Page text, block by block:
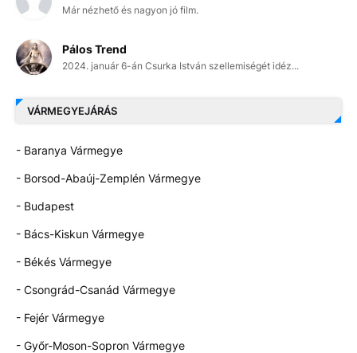
Már nézhető és nagyon jó film.
Pálos Trend
2024. január 6-án Csurka István szellemiségét idéz...
VÁRMEGYEJÁRÁS
- Baranya Vármegye
- Borsod-Abaúj-Zemplén Vármegye
- Budapest
- Bács-Kiskun Vármegye
- Békés Vármegye
- Csongrád-Csanád Vármegye
- Fejér Vármegye
- Győr-Moson-Sopron Vármegye